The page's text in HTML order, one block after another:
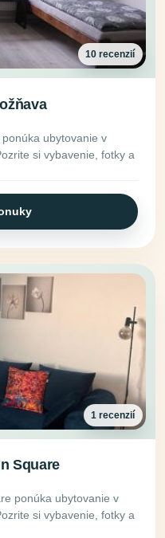
10 recenzií
ubytovanie v
si vybavenie, fotky a
1 recenzií
Square
ponúka ubytovanie v
si vybavenie, fotky a